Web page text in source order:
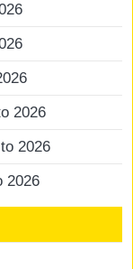
2026
2026
2026